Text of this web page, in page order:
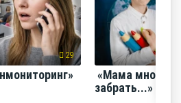
29
«Мама много
забрать...»